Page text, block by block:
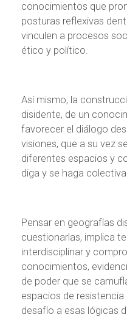
conocimientos que
posturas reflexivas
vinculen a procesos
ético y político.
Así mismo, la
disidente, de un
favorecer el diálogo
visiones, que a su vez
diferentes espacios y
diga y se haga
Pensar en geografías
cuestionarlas, implica
interdisciplinar y
conocimientos,
de poder que se
espacios de
desafío a esas lógicas